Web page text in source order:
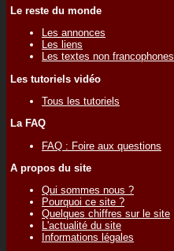
Le reste du monde
Les annonces
Les liens
Les textes non francophones
Les tutoriels vidéo
Tous les tutoriels
La FAQ
FAQ : Foire aux questions
A propos du site
Qui sommes nous ?
Pourquoi ce site ?
Quelques chiffres sur le site
L'actualité du site
Informations légales